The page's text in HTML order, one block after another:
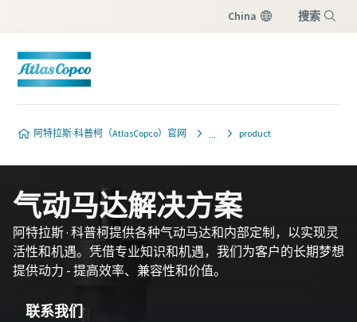
China 搜索
阿特拉斯·科普柯（AtlasCopco）官网 product
气动马达解决方案
阿特拉斯 · 科普柯提供各种气动马达和内部定制，以实现灵
活性和机遇。凭借专业知识和机遇，我们为客户的长期梦想
提供动力 - 提高效率、兼容性和价值。
联系我们